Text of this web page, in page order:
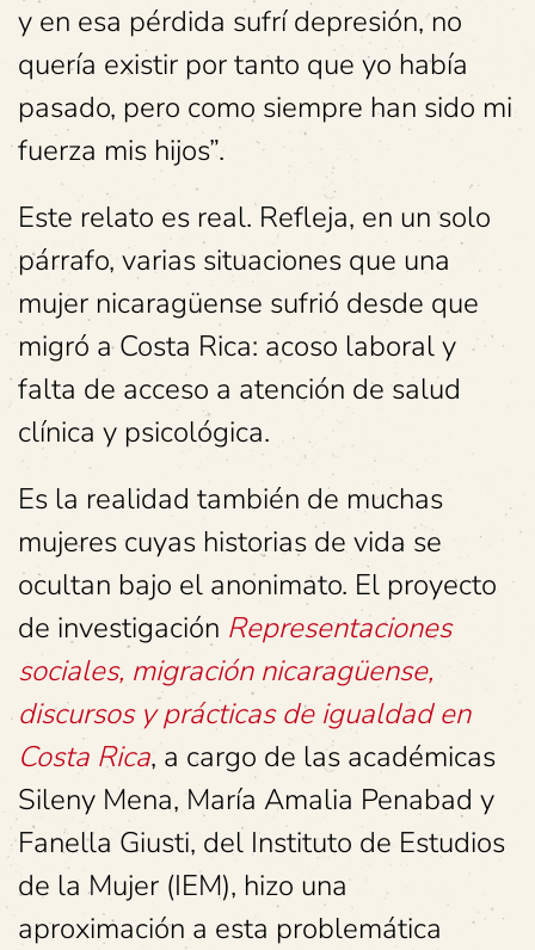
y en esa pérdida sufrí depresión, no
quería existir por tanto que yo había
pasado, pero como siempre han sido mi
fuerza mis hijos”.
Este relato es real. Refleja, en un solo
párrafo, varias situaciones que una
mujer nicaragüense sufrió desde que
migró a Costa Rica: acoso laboral y
falta de acceso a atención de salud
clínica y psicológica.
Es la realidad también de muchas
mujeres cuyas historias de vida se
ocultan bajo el anonimato. El proyecto
de investigación Representaciones
sociales, migración nicaragüense,
discursos y prácticas de igualdad en
Costa Rica, a cargo de las académicas
Sileny Mena, María Amalia Penabad y
Fanella Giusti, del Instituto de Estudios
de la Mujer (IEM), hizo una
aproximación a esta problemática